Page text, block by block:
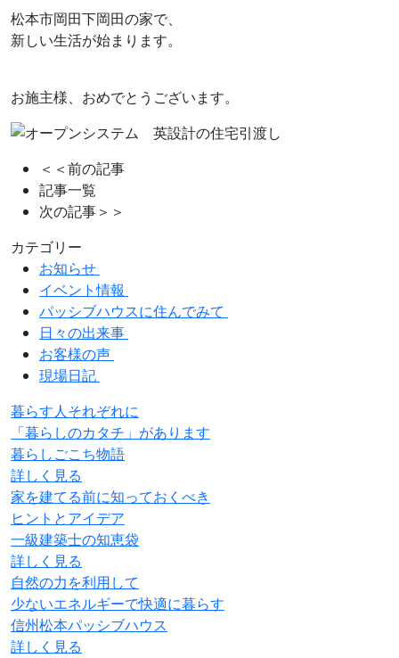
松本市岡田下岡田の家で、
新しい生活が始まります。
お施主様、おめでとうございます。
＜＜前の記事
記事一覧
次の記事＞＞
カテゴリー
お知らせ
イベント情報
パッシブハウスに住んでみて
日々の出来事
お客様の声
現場日記
暮らす人それぞれに
「暮らしのカタチ」があります
暮らしごこち物語
詳しく見る
家を建てる前に知っておくべき
ヒントとアイデア
一級建築士の知恵袋
詳しく見る
自然の力を利用して
少ないエネルギーで快適に暮らす
信州松本パッシブハウス
詳しく見る